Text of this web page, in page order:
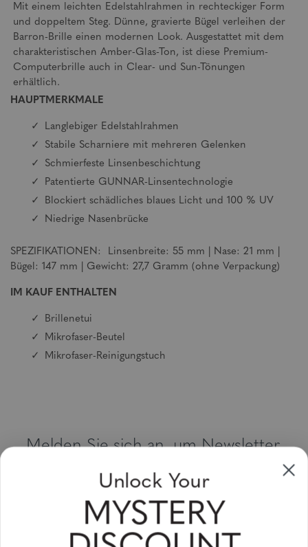
Mit einem leichten Edelstahlrahmen in rechteckiger Form
und doppeltem Steg. Dünne, gravierte Bügel verleihen der
Barron-Brille einen modernen Look. Ausgestattet mit dem
charakteristischen Amber-Glas-Ton, ist diese Premium-
Computerbrille auch in Clear- und Sun-Tönungen
erhältlich.
HAUPTMERKMALE
Langlebiger Edelstahlrahmen
Stabile Scharniere mit mehreren Gelenken
Schmierfeste Linsenbeschichtung
Patentierte GUNNAR-Linsentechnologie
Blockiert schädliches blaues Licht und 100 % UV
Niedrige Nasenbrücke
SPEZIFIKATIONEN: Linsenbreite: 55 mm | Nase: 21 mm |
Bügel: 147 mm | Gewicht: 27,7 Gramm (ohne Verpackung)
IM KAUF ENTHALTEN
Brillenetui
Mikrofaser-Beutel
Mikrofaser-Reinigungstuch
Melden Sie sich an, um Newsletter,
Sonderangebote und Gutscheine zu
erhalten
Bitte geben Sie Ihre E-Mail Adresse ein und abonnieren Sie!
Unlock Your
MYSTERY